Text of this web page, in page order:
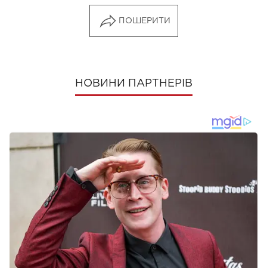
ПОШЕРИТИ
НОВИНИ ПАРТНЕРІВ